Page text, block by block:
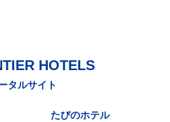
HOTELS
タルサイト
たびのホテル